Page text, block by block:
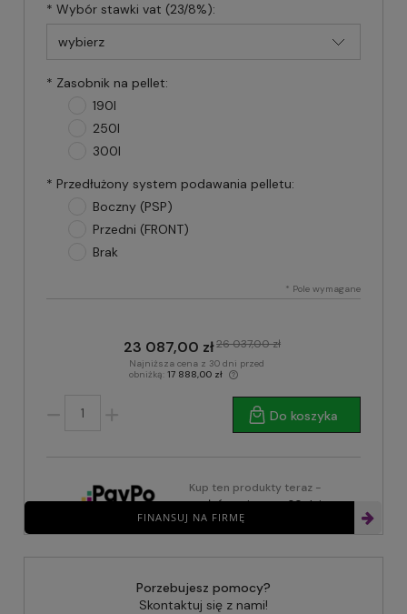
* Wybór stawki vat (23/8%):
* Zasobnik na pellet:
190l
250l
300l
* Przedłużony system podawania pelletu:
Boczny (PSP)
Przedni (FRONT)
Brak
* Pole wymagane
23 087,00 zł26 037,00 zł
Najniższa cena z 30 dni przed
obniżką: 17 888,00 zł
Do koszyka
FINANSUJ NA FIRMĘ
Kup ten produkty teraz -
zapłać za niego za 30 dni
Porzebujesz pomocy?
Skontaktuj się z nami!